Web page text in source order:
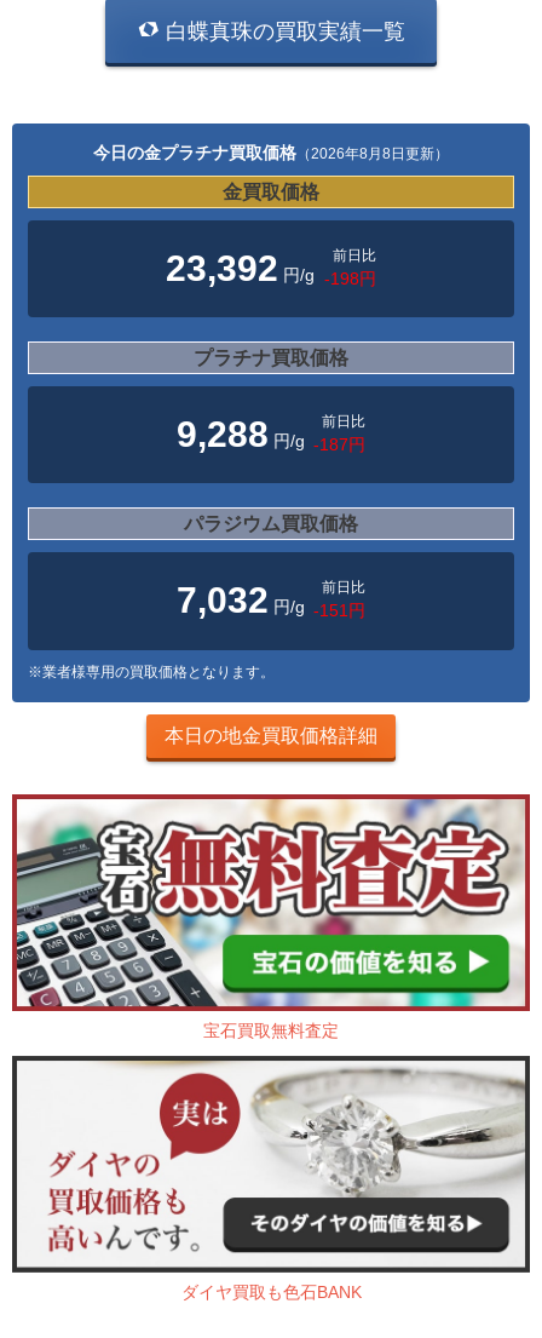
白蝶真珠の買取実績一覧
今日の金プラチナ買取価格 （2026年8月8日更新）
金買取価格
23,392 円/g
前日比
-198円
プラチナ買取価格
9,288 円/g
前日比
-187円
パラジウム買取価格
7,032 円/g
前日比
-151円
※業者様専用の買取価格となります。
本日の地金買取価格詳細
宝石買取無料査定
ダイヤ買取も色石BANK